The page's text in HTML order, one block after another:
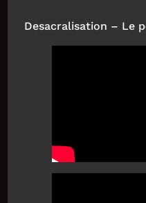
Desacralisation – Le